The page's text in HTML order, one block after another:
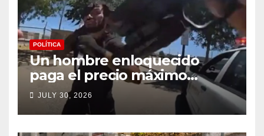
POLÍTICA
Un hombre enloquecido
paga el precio máximo
después de llevar un cuchillo
a un tiroteo con agentes del
condado de Los Ángeles
JULY 30, 2026